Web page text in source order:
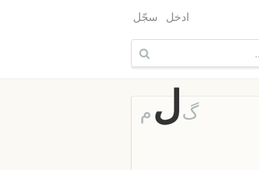
ادخل سجّل
گل م